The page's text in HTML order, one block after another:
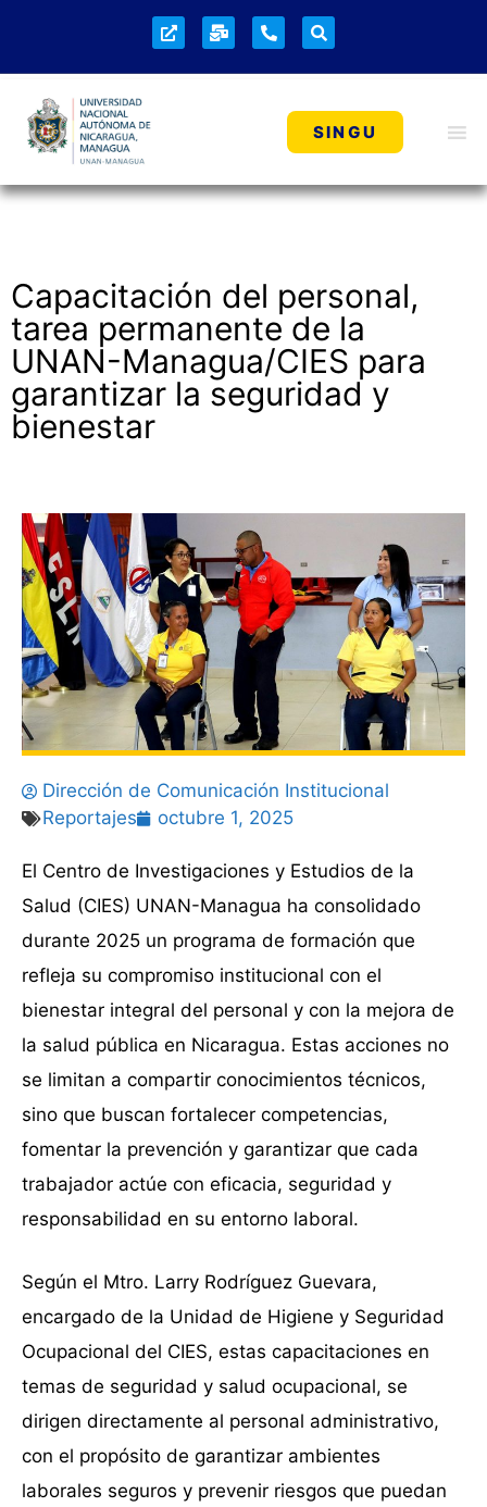
SINGU
Reportajes
Capacitación del personal,
tarea permanente de la
UNAN-Managua/CIES para
garantizar la seguridad y
bienestar
Dirección de Comunicación Institucional
Reportajes
octubre 1, 2025
El Centro de Investigaciones y Estudios de la
Salud (CIES) UNAN-Managua ha consolidado
durante 2025 un programa de formación que
refleja su compromiso institucional con el
bienestar integral del personal y con la mejora de
la salud pública en Nicaragua. Estas acciones no
se limitan a compartir conocimientos técnicos,
sino que buscan fortalecer competencias,
fomentar la prevención y garantizar que cada
trabajador actúe con eficacia, seguridad y
responsabilidad en su entorno laboral.
Según el Mtro. Larry Rodríguez Guevara,
encargado de la Unidad de Higiene y Seguridad
Ocupacional del CIES, estas capacitaciones en
temas de seguridad y salud ocupacional, se
dirigen directamente al personal administrativo,
con el propósito de garantizar ambientes
laborales seguros y prevenir riesgos que puedan